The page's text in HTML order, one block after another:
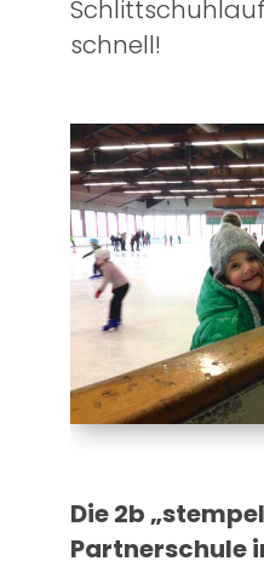
schnell!
Die 2b
Partnerschule